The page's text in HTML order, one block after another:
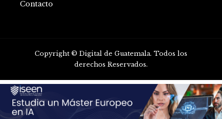
Contacto
Copyright © Digital de Guatemala. Todos los
derechos Reservados.